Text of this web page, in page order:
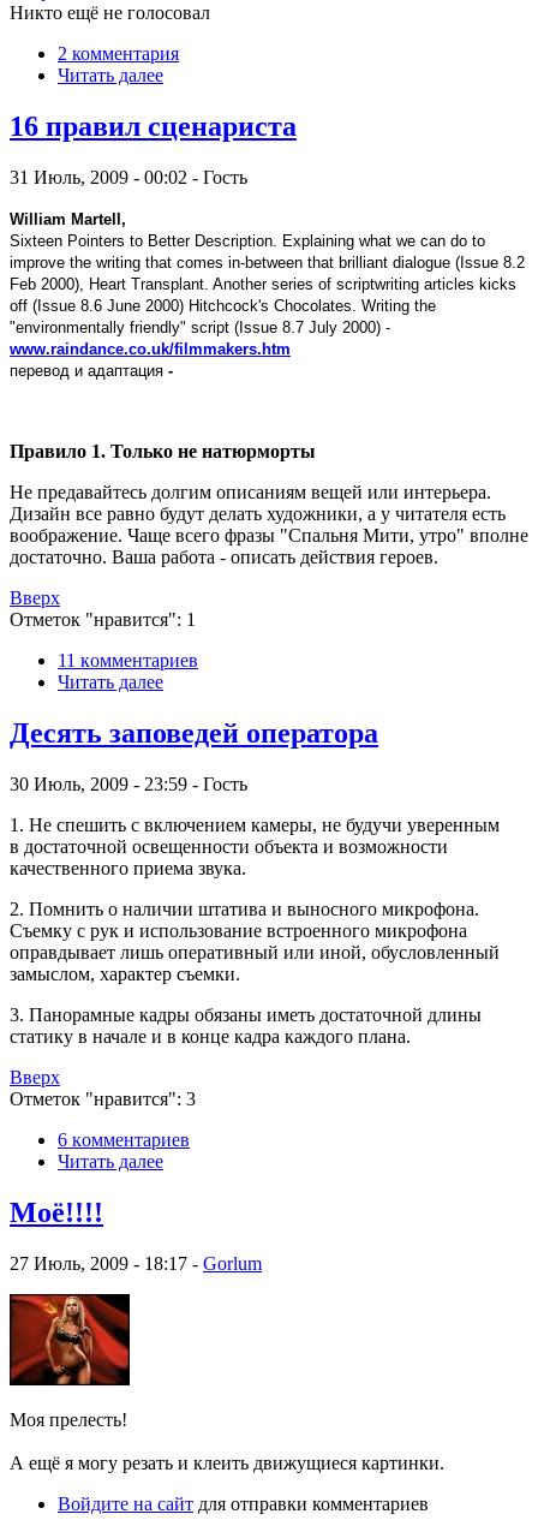
Никто ещё не голосовал
2 комментария
Читать далее
16 правил сценариста
31 Июль, 2009 - 00:02 - Гость
William Martell,
Sixteen Pointers to Better Description. Explaining what we can do to
improve the writing that comes in-between that brilliant dialogue (Issue 8.2
Feb 2000), Heart Transplant. Another series of scriptwriting articles kicks
off (Issue 8.6 June 2000) Hitchcock's Chocolates. Writing the
"environmentally friendly" script (Issue 8.7 July 2000) -
www.raindance.co.uk/filmmakers.htm
перевод и адаптация -
Правило 1. Только не натюрморты
Не предавайтесь долгим описаниям вещей или интерьера.
Дизайн все равно будут делать художники, а у читателя есть
воображение. Чаще всего фразы "Спальня Мити, утро" вполне
достаточно. Ваша работа - описать действия героев.
Вверх
Отметок "нравится": 1
11 кoммeнтаpиев
Читать далее
Десять заповедей оператора
30 Июль, 2009 - 23:59 - Гость
1. Не спешить с включением камеры, не будучи уверенным
в достаточной освещенности объекта и возможности
качественного приема звука.
2. Помнить о наличии штатива и выносного микрофона.
Съемку с рук и использование встроенного микрофона
оправдывает лишь оперативный или иной, обусловленный
замыслом, характер съемки.
3. Панорамные кадры обязаны иметь достаточной длины
статику в начале и в конце кадра каждого плана.
Вверх
Отметок "нравится": 3
6 кoммeнтаpиев
Читать далее
Моё!!!!
27 Июль, 2009 - 18:17 - Gorlum
Моя прелесть!
А ещё я могу резать и клеить движущиеся картинки.
Войдите на сайт для отправки комментариев